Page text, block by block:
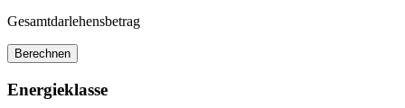
Gesamtdarlehensbetrag
Berechnen
Energieklasse